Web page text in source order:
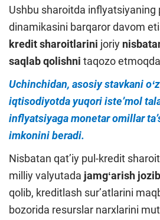
Ushbu sharoitda inflyatsiyaning
dinamikasini barqaror davom
kredit sharoitlarini joriy
saqlab qolishni taqozo
Uchinchidan, asosiy stavkani
iqtisodiyotda yuqori isteʼmol
inflyatsiyaga monetar omillar
imkonini beradi.
Nisbatan qatʼiy pul-kredit
milliy valyutada jamgʻarish
qolib, kreditlash surʼatlarini
bozorida resurslar narxlarini